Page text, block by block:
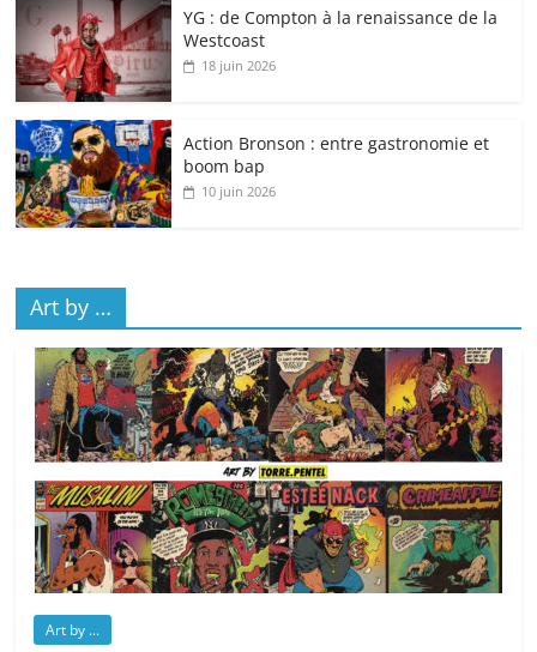
YG : de Compton à la renaissance de la
Westcoast
18 juin 2026
Action Bronson : entre gastronomie et
boom bap
10 juin 2026
Art by …
Art by ...